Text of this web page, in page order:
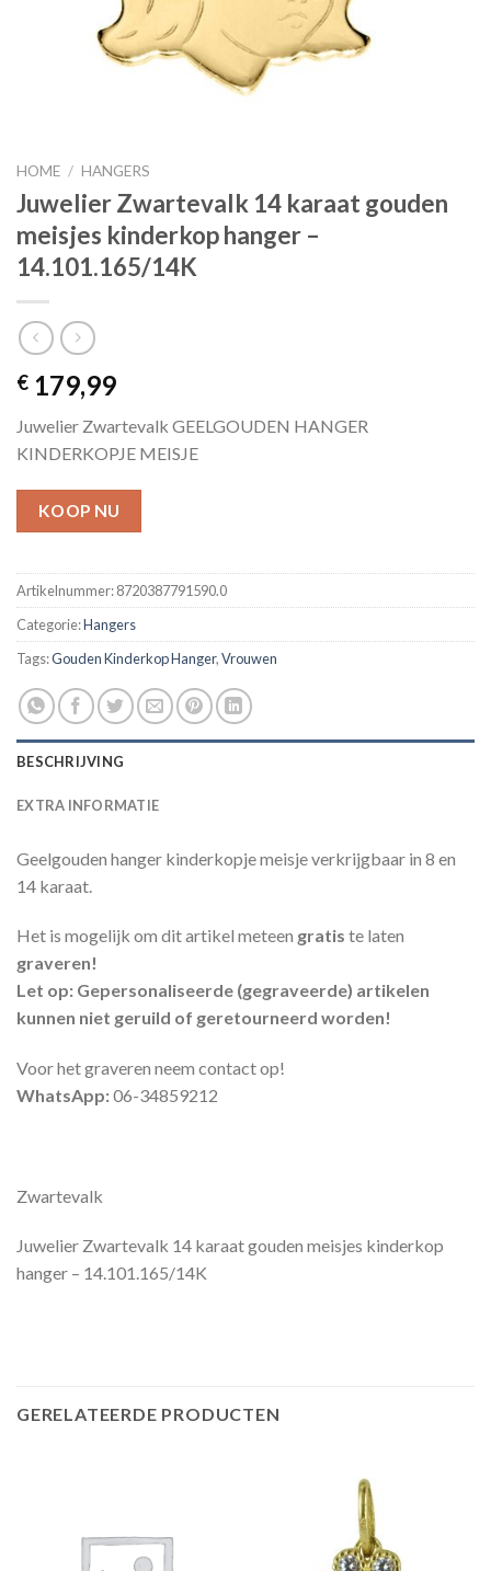
HOME / HANGERS
Juwelier Zwartevalk 14 karaat gouden
meisjes kinderkop hanger –
14.101.165/14K
€ 179,99
Juwelier Zwartevalk GEELGOUDEN HANGER
KINDERKOPJE MEISJE
KOOP NU
Artikelnummer:8720387791590.0
Categorie:Hangers
Tags:Gouden Kinderkop Hanger,Vrouwen
BESCHRIJVING
EXTRA INFORMATIE
Geelgouden hanger kinderkopje meisje verkrijgbaar in 8 en
14 karaat.
Het is mogelijk om dit artikel meteen gratis te laten
graveren!
Let op: Gepersonaliseerde (gegraveerde) artikelen
kunnen niet geruild of geretourneerd worden!
Voor het graveren neem contact op!
WhatsApp:06-34859212
Zwartevalk
Juwelier Zwartevalk 14 karaat gouden meisjes kinderkop
hanger – 14.101.165/14K
GERELATEERDE PRODUCTEN